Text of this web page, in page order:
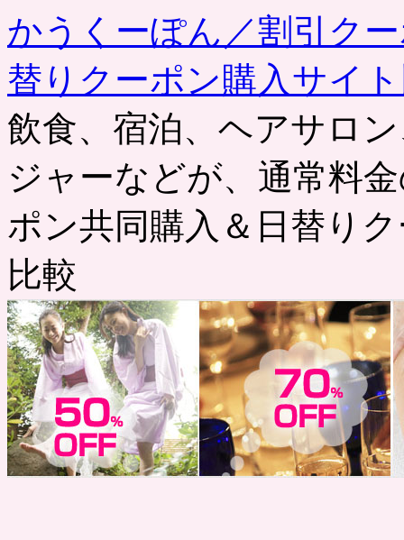
かうくーぽん／割引ク
替りクーポン購入サイ
飲食、宿泊、ヘアサロ
ジャーなどが、通常料
ポン共同購入＆日替り
比較